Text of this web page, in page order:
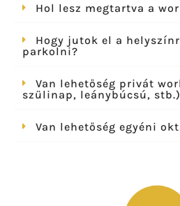
Hol lesz megtartva a
Hogy jutok el a
parkolni?
Van lehetőség privát
szülinap, leánybúcsú,
Van lehetőség egyéni